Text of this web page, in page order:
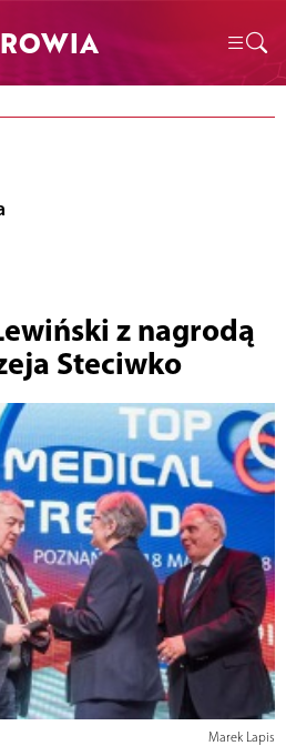
z nagrodą
Steciwko
Marek Lapis